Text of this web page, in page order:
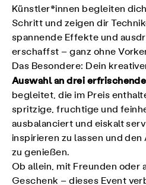
Künstler*innen begleiten
Schritt und zeigen dir
spannende Effekte und
erschaffst – ganz ohne
Das Besondere: Dein
Auswahl an drei
begleitet, die im Preis
spritzige, fruchtige und
ausbalanciert und eiskalt
inspirieren zu lassen und
zu genießen.
Ob allein, mit Freunden oder
Geschenk – dieses Event